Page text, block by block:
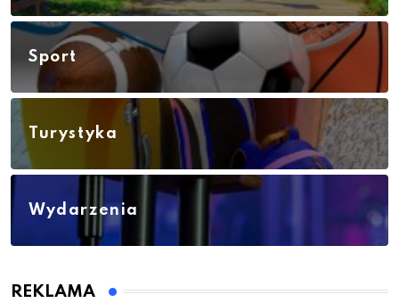
Sport
Turystyka
Wydarzenia
REKLAMA